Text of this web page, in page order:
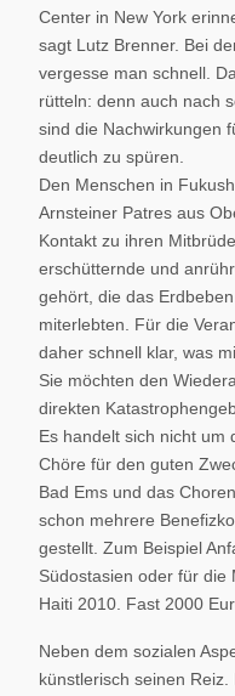
Center in New York
sagt Lutz Brenner. Bei
vergesse man schnell.
rütteln: denn auch nach
sind die Nachwirkungen
deutlich zu spüren.
Den Menschen in
Arnsteiner Patres aus
Kontakt zu ihren
erschütternde und
gehört, die das
miterlebten. Für die
daher schnell klar, was
Sie möchten den
direkten
Es handelt sich nicht um
Chöre für den guten
Bad Ems und das
schon mehrere
gestellt. Zum Beispiel
Südostasien oder für die
Haiti 2010. Fast 2000
Neben dem sozialen
künstlerisch seinen